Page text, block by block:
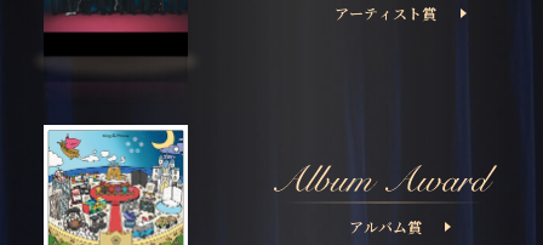
アーティスト賞
アルバム賞